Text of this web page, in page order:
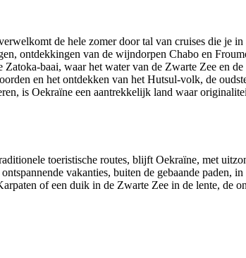
de hele zomer door tal van cruises die je in
ontdekkingen van de wijndorpen Chabo en
baai, waar het water van de Zwarte Zee en
en het ontdekken van het Hutsul-volk, de
is Oekraïne een aantrekkelijk land waar
toeristische routes, blijft Oekraïne, met
vakanties, buiten de gebaande paden,
of een duik in de Zwarte Zee in de lente, de